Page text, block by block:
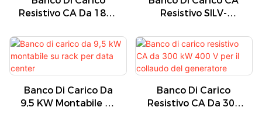
Resistivo CA Da 1800
Generatori O UPS
Resistivo SILV-
Generatori O
Alimentatori
Banco Di Carico Da
9,5 KW Montabile Su
Banco Di Carico
Resistivo CA Da 300